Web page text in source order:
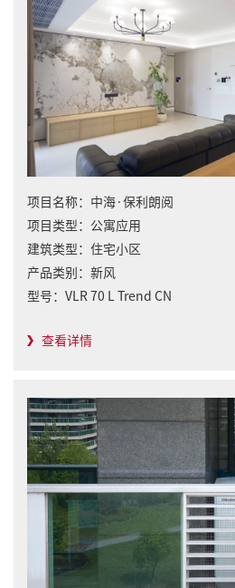
项目名称： 中海·保利朗阅
项目类型： 公寓应用
建筑类型： 住宅小区
产品类别： 新风
型号： VLR 70 L Trend CN
查看详情